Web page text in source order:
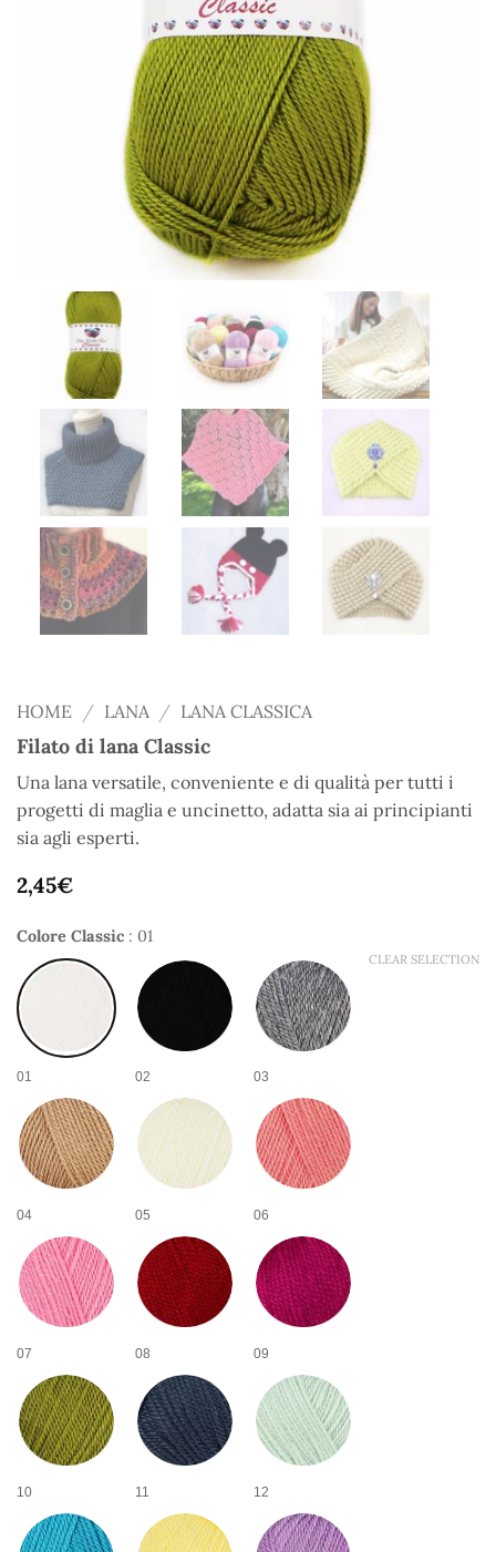
HOME / LANA / LANA CLASSICA
Filato di lana Classic
Una lana versatile, conveniente e di qualità per tutti i
progetti di maglia e uncinetto, adatta sia ai principianti
sia agli esperti.
2,45€
Colore Classic : 01
01 02 03
04 05 06
07 08 09
10 11 12
CLEAR SELECTION